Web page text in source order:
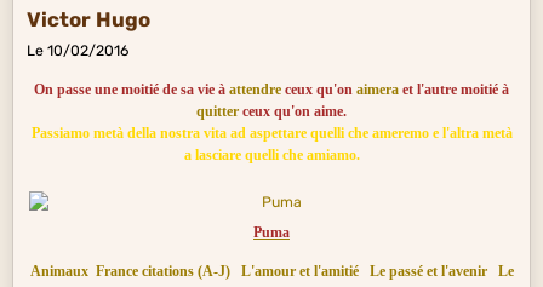
Victor Hugo
Le 10/02/2016
On passe une moitié de sa vie à attendre ceux qu'on aimera et l'autre moitié à
quitter ceux qu'on aime.
Passiamo metà della nostra vita ad aspettare quelli che ameremo e l'altra metà
a lasciare quelli che amiamo.
Puma
Animaux France citations (A-J) L'amour et l'amitié Le passé et l'avenir
Le